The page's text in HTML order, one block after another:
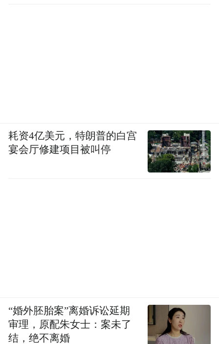
耗资4亿美元，特朗普的白宫
宴会厅修建项目被叫停
“婚外胚胎案”离婚诉讼延期
审理，原配朱女士：案未了
结，绝不离婚